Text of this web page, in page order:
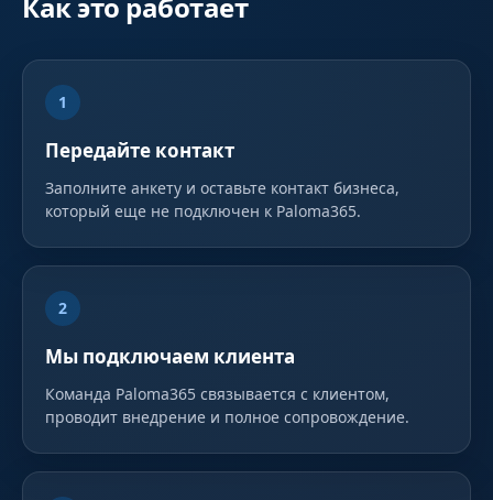
1
Передайте контакт
Заполните анкету и оставьте контакт бизнеса,
который еще не подключен к Paloma365.
2
Мы подключаем клиента
Команда Paloma365 связывается с клиентом,
проводит внедрение и полное сопровождение.